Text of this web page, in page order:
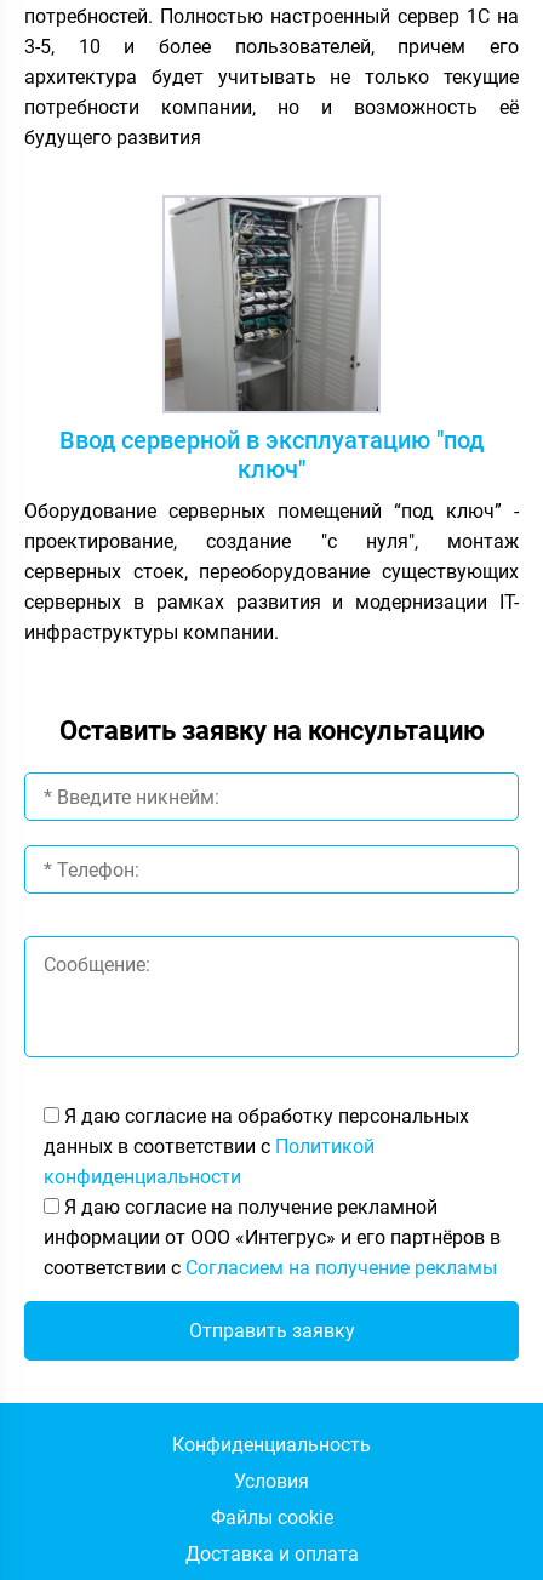
потребностей. Полностью настроенный сервер 1С на
3-5, 10 и более пользователей, причем его
архитектура будет учитывать не только текущие
потребности компании, но и возможность её
будущего развития
Ввод серверной в эксплуатацию "под
ключ"
Оборудование серверных помещений “под ключ” -
проектирование, создание "с нуля", монтаж
серверных стоек, переоборудование существующих
серверных в рамках развития и модернизации IT-
инфраструктуры компании.
Оставить заявку на консультацию
Я даю согласие на обработку персональных
данных в соответствии с Политикой
конфиденциальности
Я даю согласие на получение рекламной
информации от ООО «Интегрус» и его партнёров в
соответствии с Согласием на получение рекламы
Конфиденциальность
Условия
Файлы cookie
Доставка и оплата